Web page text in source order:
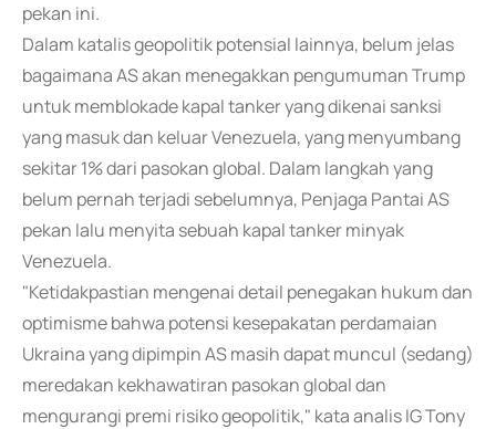
pekan ini.
Dalam katalis geopolitik potensial lainnya, belum jelas
bagaimana AS akan menegakkan pengumuman Trump
untuk memblokade kapal tanker yang dikenai sanksi
yang masuk dan keluar Venezuela, yang menyumbang
sekitar 1% dari pasokan global. Dalam langkah yang
belum pernah terjadi sebelumnya, Penjaga Pantai AS
pekan lalu menyita sebuah kapal tanker minyak
Venezuela.
"Ketidakpastian mengenai detail penegakan hukum dan
optimisme bahwa potensi kesepakatan perdamaian
Ukraina yang dipimpin AS masih dapat muncul (sedang)
meredakan kekhawatiran pasokan global dan
mengurangi premi risiko geopolitik," kata analis IG Tony